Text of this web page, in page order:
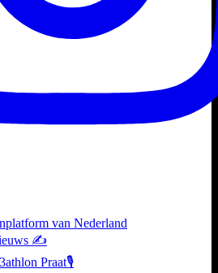
van Nederland
✍️
Praat🎙️